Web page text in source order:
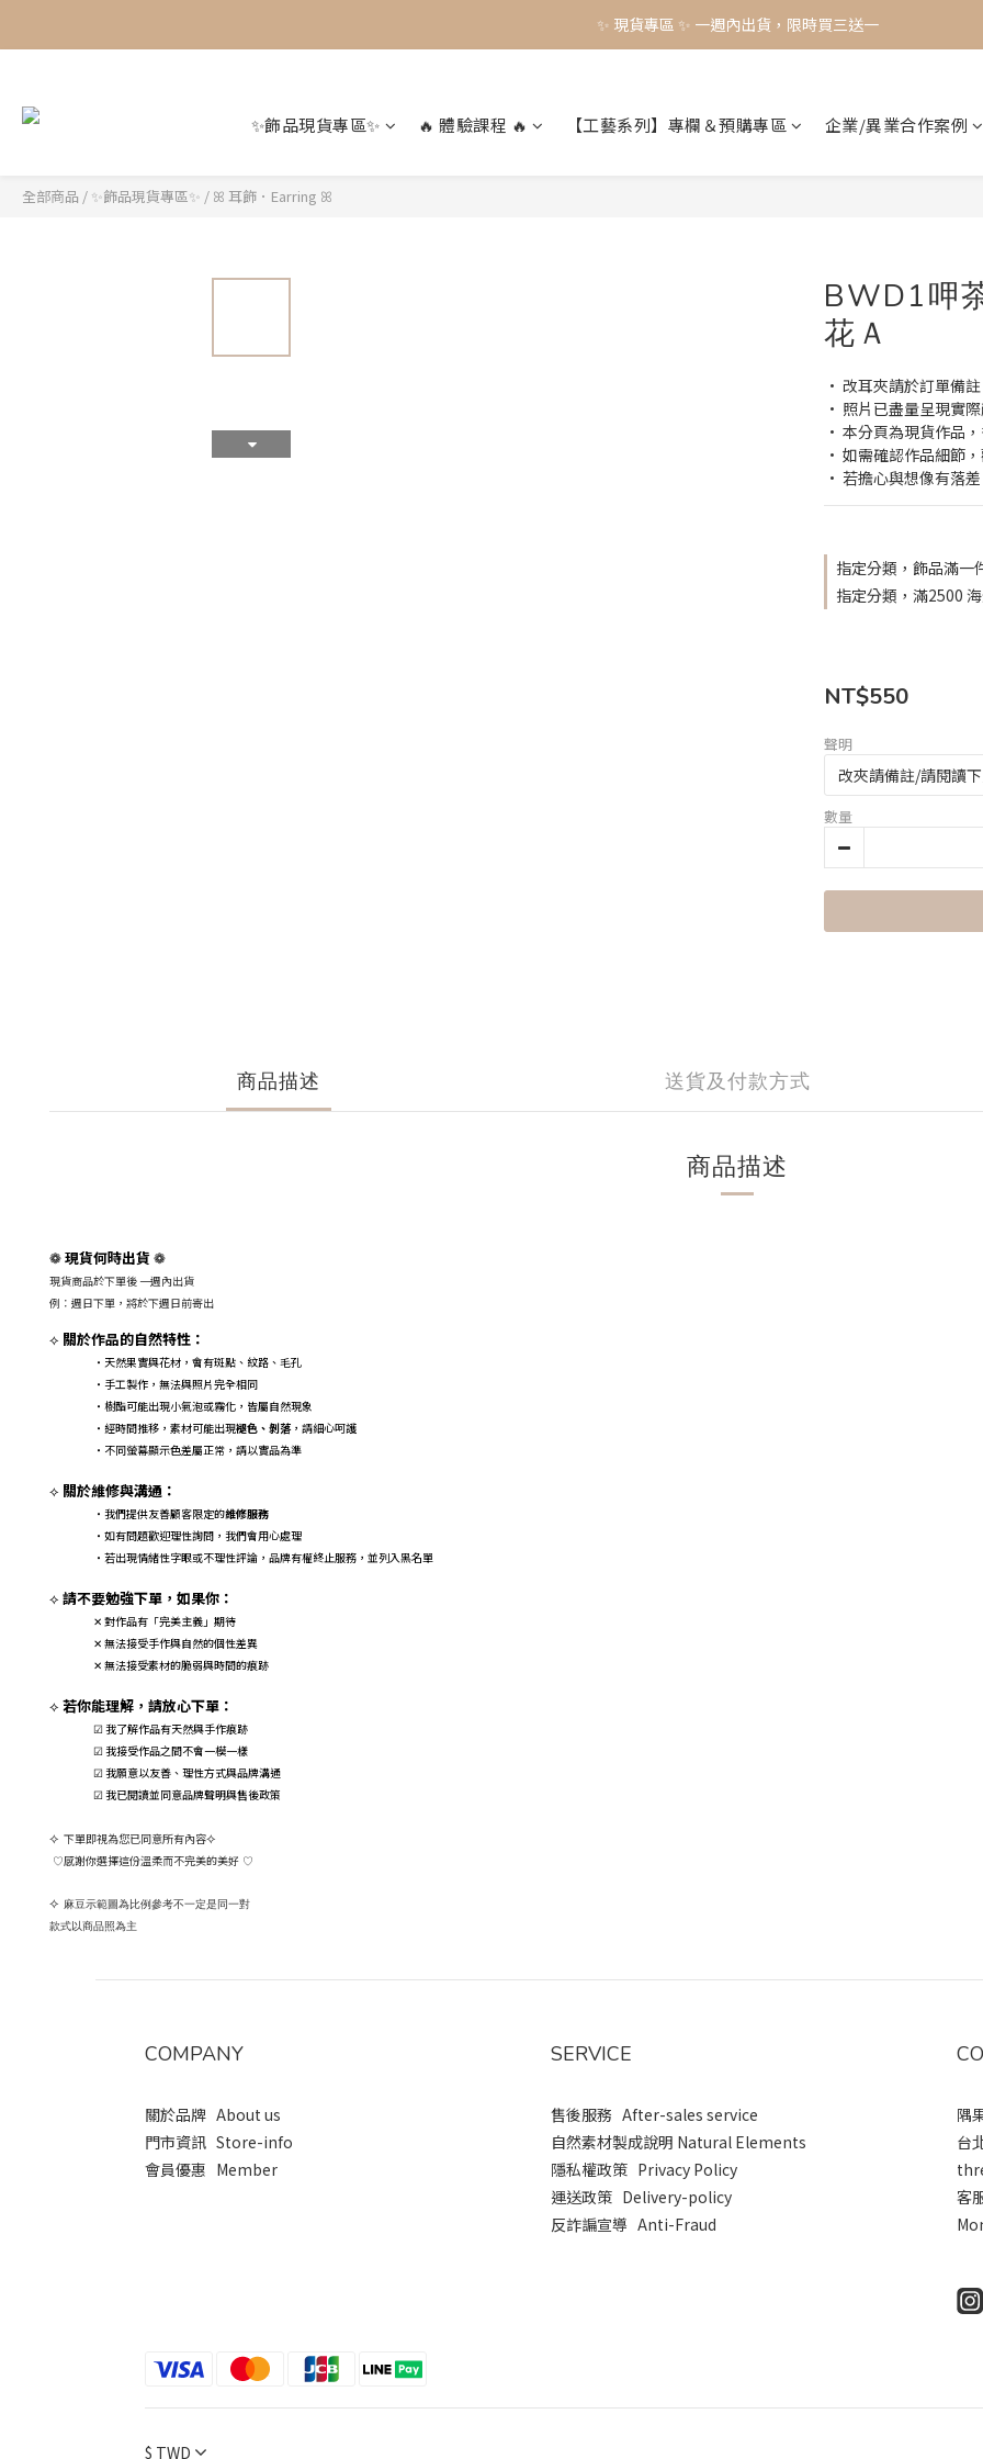
✨ 現貨專區 ✨ 一週內出貨，限時買三送一
✨ 現貨專區 ✨ 一週內出貨，限時買三送一
✨ 現貨專區 ✨ 一週內出貨，限時買三送一
✨飾品現貨專區✨ 🔥 體驗課程 🔥 【工藝系列】專欄＆預購專區 企業/異業合作案例
全部商品 / ✨飾品現貨專區✨ / ꕤ 耳飾．Earring ꕤ
BWD1呷
花Ａ
• 改耳夾請於訂單備註
• 照片已盡量呈現實
• 本分頁為現貨作品
• 如需確認作品細節
• 若擔心與想像有落
指定分類，飾品滿
指定分類，滿2500
NT$550
聲明
數量
商品描述 送貨及付款方式
商品描述
❁ 現貨何時出貨 ❁
現貨商品於下單後 一週內出貨
例：週日下單，將於下週日前寄出
⟡ 關於作品的自然特性：
・天然果實與花材，會有斑點、紋路、毛孔
・手工製作，無法與照片完全相同
・樹酯可能出現小氣泡或霧化，皆屬自然現象
・經時間推移，素材可能出現褪色、剝落，請細心呵護
・不同螢幕顯示色差屬正常，請以實品為準
⟡ 關於維修與溝通：
・我們提供友善顧客限定的維修服務
・如有問題歡迎理性詢問，我們會用心處理
・若出現情緒性字眼或不理性評論，品牌有權終止服務，並列入黑名單
⟡ 請不要勉強下單，如果你：
✕ 對作品有「完美主義」期待
✕ 無法接受手作與自然的個性差異
✕ 無法接受素材的脆弱與時間的痕跡
⟡ 若你能理解，請放心下單：
☑ 我了解作品有天然與手作痕跡
☑ 我接受作品之間不會一模一樣
☑ 我願意以友善、理性方式與品牌溝通
☑ 我已閱讀並同意品牌聲明與售後政策
⟡ 下單即視為您已同意所有內容⟡
♡感謝你選擇這份溫柔而不完美的美好 ♡
⟡ 麻豆示範圖為比例參考不一定是同一對
款式以商品照為主
COMPANY
關於品牌 About us
門市資訊 Store-info
會員優惠 Member
SERVICE
售後服務 After-sales service
自然素材製成說明 Natural Elements
隱私權政策 Privacy Policy
運送政策 Delivery-policy
反詐諞宣導 Anti-Fraud
隅
台
客
$ TWD